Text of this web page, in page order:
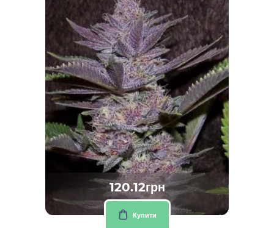
120.12грн
Купити